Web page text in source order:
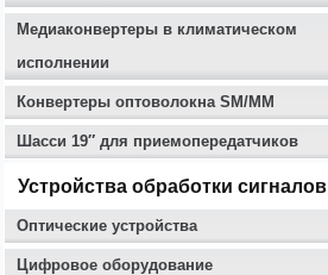
Медиаконвертеры в климатическом
исполнении
Конвертеры оптоволокна SM/MM
Шасси 19″ для приемопередатчиков
Устройства обработки сигналов
Оптические устройства
Цифровое оборудование